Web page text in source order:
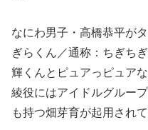
なにわ男子・高橋恭平が
ぎらくん／通称：ちぎち
輝くんとピュアっピュア
綾役にはアイドルグルー
も持つ畑芽育が起用されて